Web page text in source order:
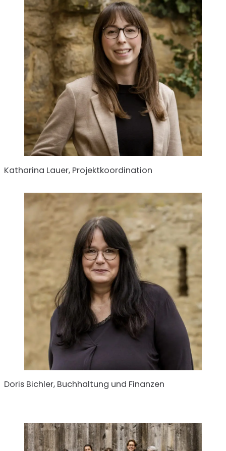
Katharina Lauer, Projektkoordination
Doris Bichler, Buchhaltung und Finanzen